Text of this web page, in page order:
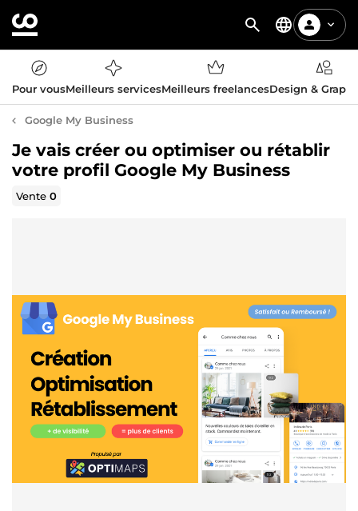
Pour vousMeilleurs servicesMeilleurs freelancesDesign &
Google My Business
Je vais créer ou optimiser ou rétablir
votre profil Google My Business
Vente0